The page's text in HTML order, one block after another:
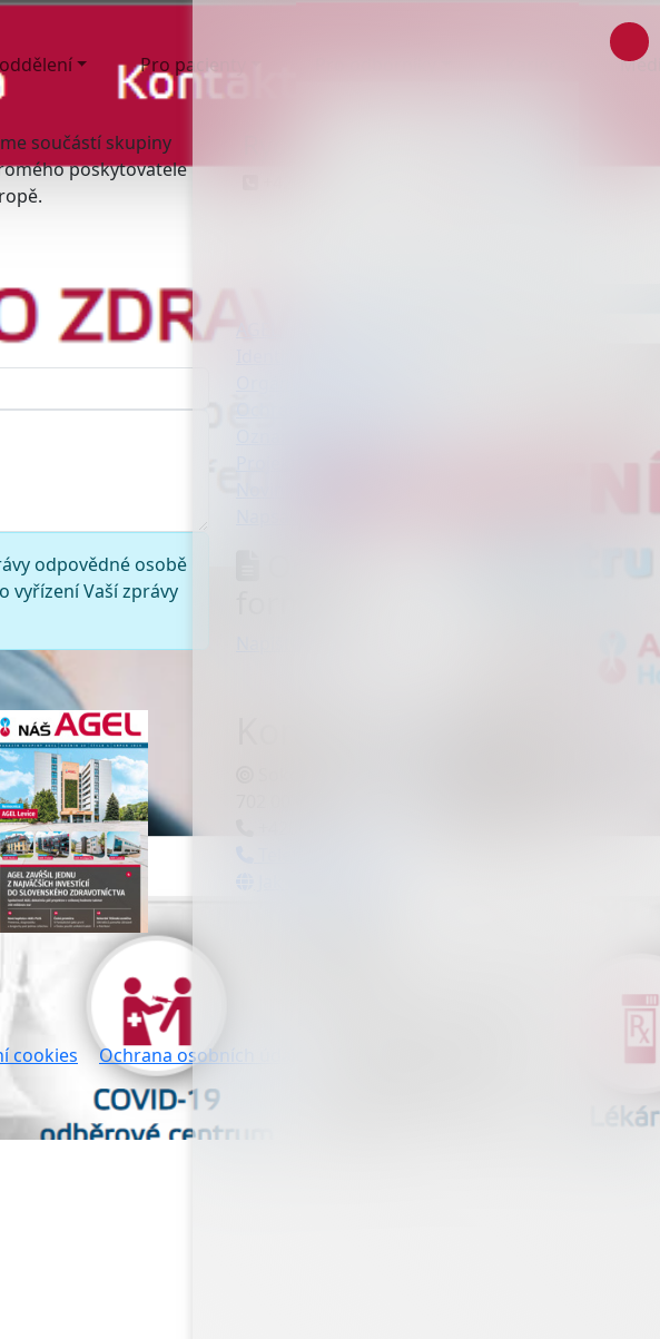
Pro pacienty
součástí skupiny
poskytovatele
odpovědné osobě
vyřízení Vaší zprávy
cookies
Ochrana osobních údajů